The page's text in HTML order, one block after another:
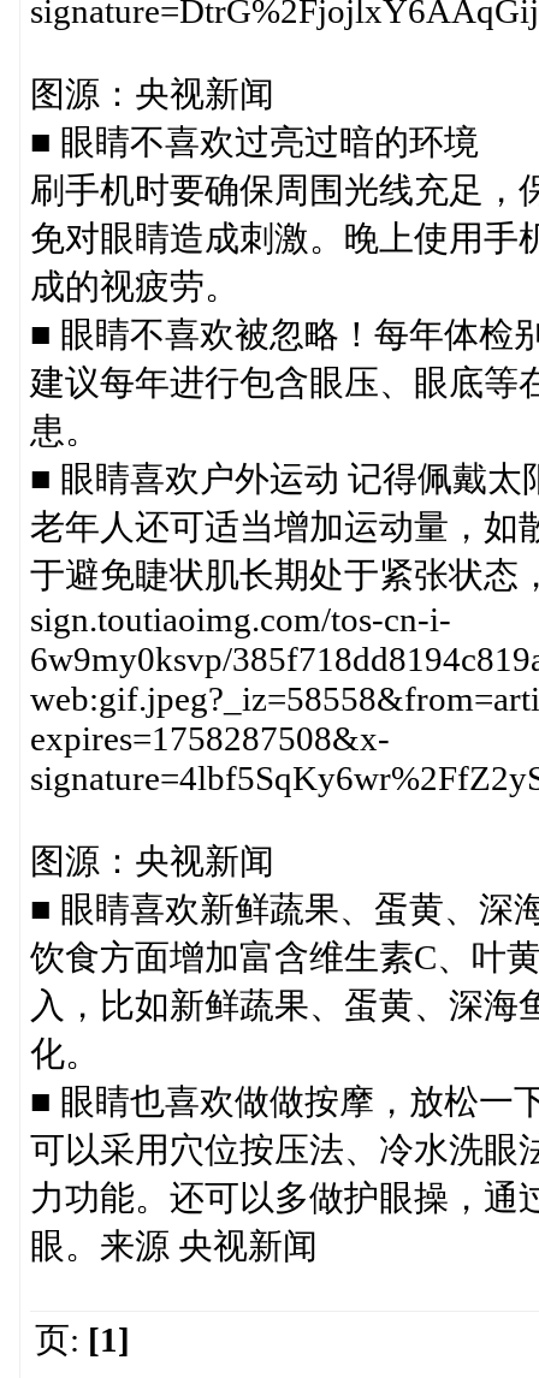
图源：央视新闻
■ 眼睛不喜欢过亮过暗的环境
刷手机时要确保周围光线充足，
免对眼睛造成刺激。晚上使用手
成的视疲劳。
■ 眼睛不喜欢被忽略！每年体检
建议每年进行包含眼压、眼底等
患。
■ 眼睛喜欢户外运动 记得佩戴太
老年人还可适当增加运动量，如
于避免睫状肌长期处于紧张状态
sign.toutiaoimg.com/tos-cn-i-
6w9my0ksvp/
expires=1758287508&x-
图源：央视新闻
■ 眼睛喜欢新鲜蔬果、蛋黄、深
饮食方面增加富含维生素C、叶
入，比如新鲜蔬果、蛋黄、深
化。
■ 眼睛也喜欢做做按摩，放松一
可以采用穴位按压法、冷水洗眼
力功能。还可以多做护眼操，通
眼。来源 央视新闻
页: [1]